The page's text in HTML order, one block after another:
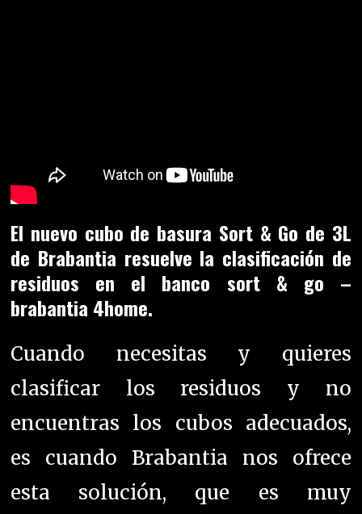
El nuevo cubo de basura Sort & Go de 3L
de Brabantia resuelve la clasificación de
residuos en el banco sort & go –
brabantia 4home.
Cuando necesitas y quieres
clasificar los residuos y no
encuentras los cubos adecuados,
es cuando Brabantia nos ofrece
esta solución, que es muy